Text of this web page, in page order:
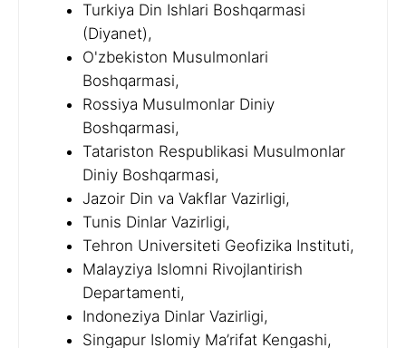
Turkiya Din Ishlari Boshqarmasi
(Diyanet),
O'zbekiston Musulmonlari
Boshqarmasi,
Rossiya Musulmonlar Diniy
Boshqarmasi,
Tatariston Respublikasi Musulmonlar
Diniy Boshqarmasi,
Jazoir Din va Vakflar Vazirligi,
Tunis Dinlar Vazirligi,
Tehron Universiteti Geofizika Instituti,
Malayziya Islomni Rivojlantirish
Departamenti,
Indoneziya Dinlar Vazirligi,
Singapur Islomiy Ma’rifat Kengashi,